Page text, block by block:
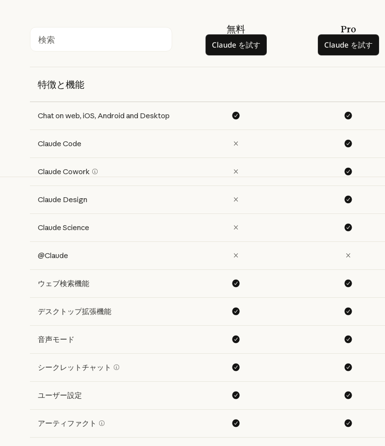
検索
無料
Claude を試す
Claude を試す
Pro
Claude を試す
Claude を試す
特徴と機能
Chat on web, iOS, Android and Desktop
Claude Code
Claude Cowork
Claude Design
Claude Science
@Claude
ウェブ検索機能
デスクトップ拡張機能
音声モード
シークレットチャット
ユーザー設定
アーティファクト